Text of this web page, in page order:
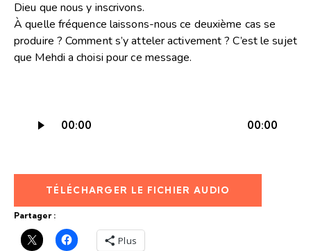
Dieu que nous y inscrivons.
À quelle fréquence laissons-nous ce deuxième cas se
produire ? Comment s’y atteler activement ? C’est le sujet
que Mehdi a choisi pour ce message.
audio
00:00 00:00
TÉLÉCHARGER LE FICHIER AUDIO
Partager :
Plus